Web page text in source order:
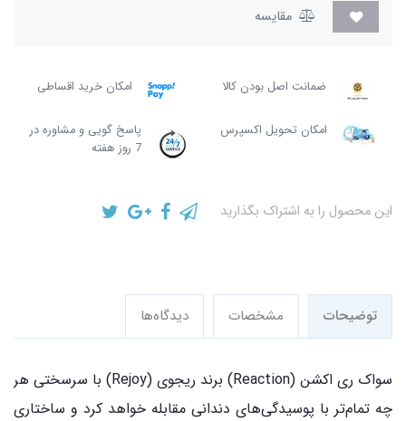
مقایسه
ضمانت اصل بودن کالا امکان خرید اقساطی
امکان تحویل اکسپرس
پاسخ گویی و مشاوره در
7 روز هفته
این محصول را به اشتراک بگذارید
توضیحات مشخصات دیدگاه‌ها
سواک ری اکشن (Reaction) برند ریجوی (Rejoy) با سرسختی هر
چه تمام‌تر با پوسیدگی‌های دندانی مقابله خواهد کرد و ساختاری